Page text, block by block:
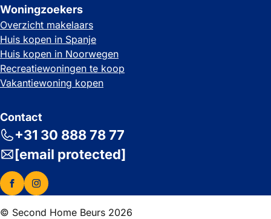
Woningzoekers
Overzicht makelaars
Huis kopen in Spanje
Huis kopen in Noorwegen
Recreatiewoningen te koop
Vakantiewoning kopen
Contact
+31 30 888 78 77
[email protected]
© Second Home Beurs 2026